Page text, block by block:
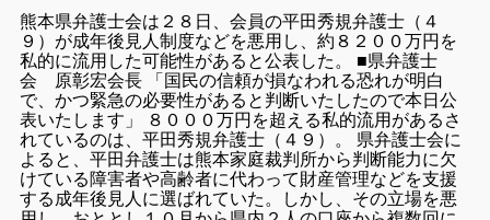
熊本県弁護士会は２８日、会員の平田秀規弁護士（４
９）が成年後見人制度などを悪用し、約８２００万円を
私的に流用した可能性があると公表した。 ■県弁護士
会 原彰宏会長 「国民の信頼が損なわれる恐れが明白
で、かつ緊急の必要性があると判断いたしたので本日公
表いたします」 ８０００万円を超える私的流用があるさ
れているのは、平田秀規弁護士（４９）。 県弁護士会に
よると、平田弁護士は熊本家庭裁判所から判断能力に欠
けている障害者や高齢者に代わって財産管理などを支援
する成年後見人に選ばれていた。しかし、その立場を悪